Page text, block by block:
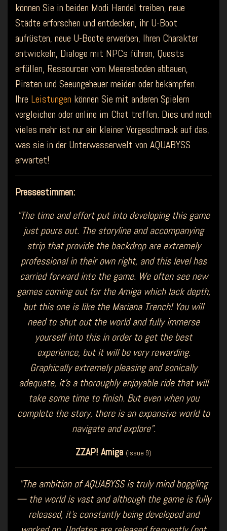
können Sie in beiden Modi Handel treiben, neue
Städte erforschen und entdecken, ihr U-Boot
aufrüsten, neue U-Boote erwerben, Ihren Charakter
entwickeln, Dialoge mit NPCs führen, Quests
erfüllen, Ressourcen vom Meeresboden abbauen,
Piraten und Seeungeheuer meiden oder bekämpfen.
Ihre Leistungen können Sie mit anderen Spielern
vergleichen oder online im Chat treffen. Dies und noch
vieles mehr ist nur ein kleiner Vorgeschmack auf das,
was sie in der Unterwasserwelt von AQUABYSS
erwartet!
Pressestimmen:
"The time and effort put into developing this game
just pours out. The storyline and accompanying
strip that provide the backdrop are extremely
professional in their own right, and this level has
carried forward into the game. We often see new
games coming out for the Amiga which lack depth,
but this one is like the Mariana Trench! You will
need to shut out the world and fully immerse
yourself into this in order to get the best
experience, but it will be very rewarding.
Graphically extremely pleasing and sonically
adequate, it's a thoroughly enjoyable ride that will
take some time to finish. But even when you
complete the story, there is an expansive world to
navigate and explore".
ZZAP! Amiga (Issue 9)
"The ambition of AQUABYSS is truly mind boggling
— the world is vast and although the game is fully
released, it's constantly being developed and